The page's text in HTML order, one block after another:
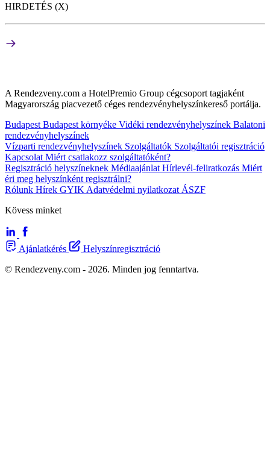
HIRDETÉS (X)
A Rendezveny.com a HotelPremio Group cégcsoport tagjaként
Magyarország piacvezető céges rendezvényhelyszínkereső portálja.
Budapest Budapest környéke Vidéki rendezvényhelyszínek Balatoni
rendezvényhelyszínek
Vízparti rendezvényhelyszínek Szolgáltatók Szolgáltatói regisztráció
Kapcsolat Miért csatlakozz szolgáltatóként?
Regisztráció helyszíneknek Médiaajánlat Hírlevél-feliratkozás Miért
éri meg helyszínként regisztrálni?
Rólunk Hírek GYIK Adatvédelmi nyilatkozat ÁSZF
Kövess minket
Ajánlatkérés
Helyszínregisztráció
© Rendezveny.com - 2026. Minden jog fenntartva.